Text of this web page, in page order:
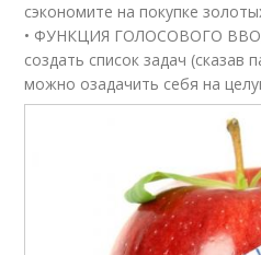
сэкономите на покупке
• ФУНКЦИЯ ГОЛОСОВОГО
создать список задач (сказав
можно озадачить себя на